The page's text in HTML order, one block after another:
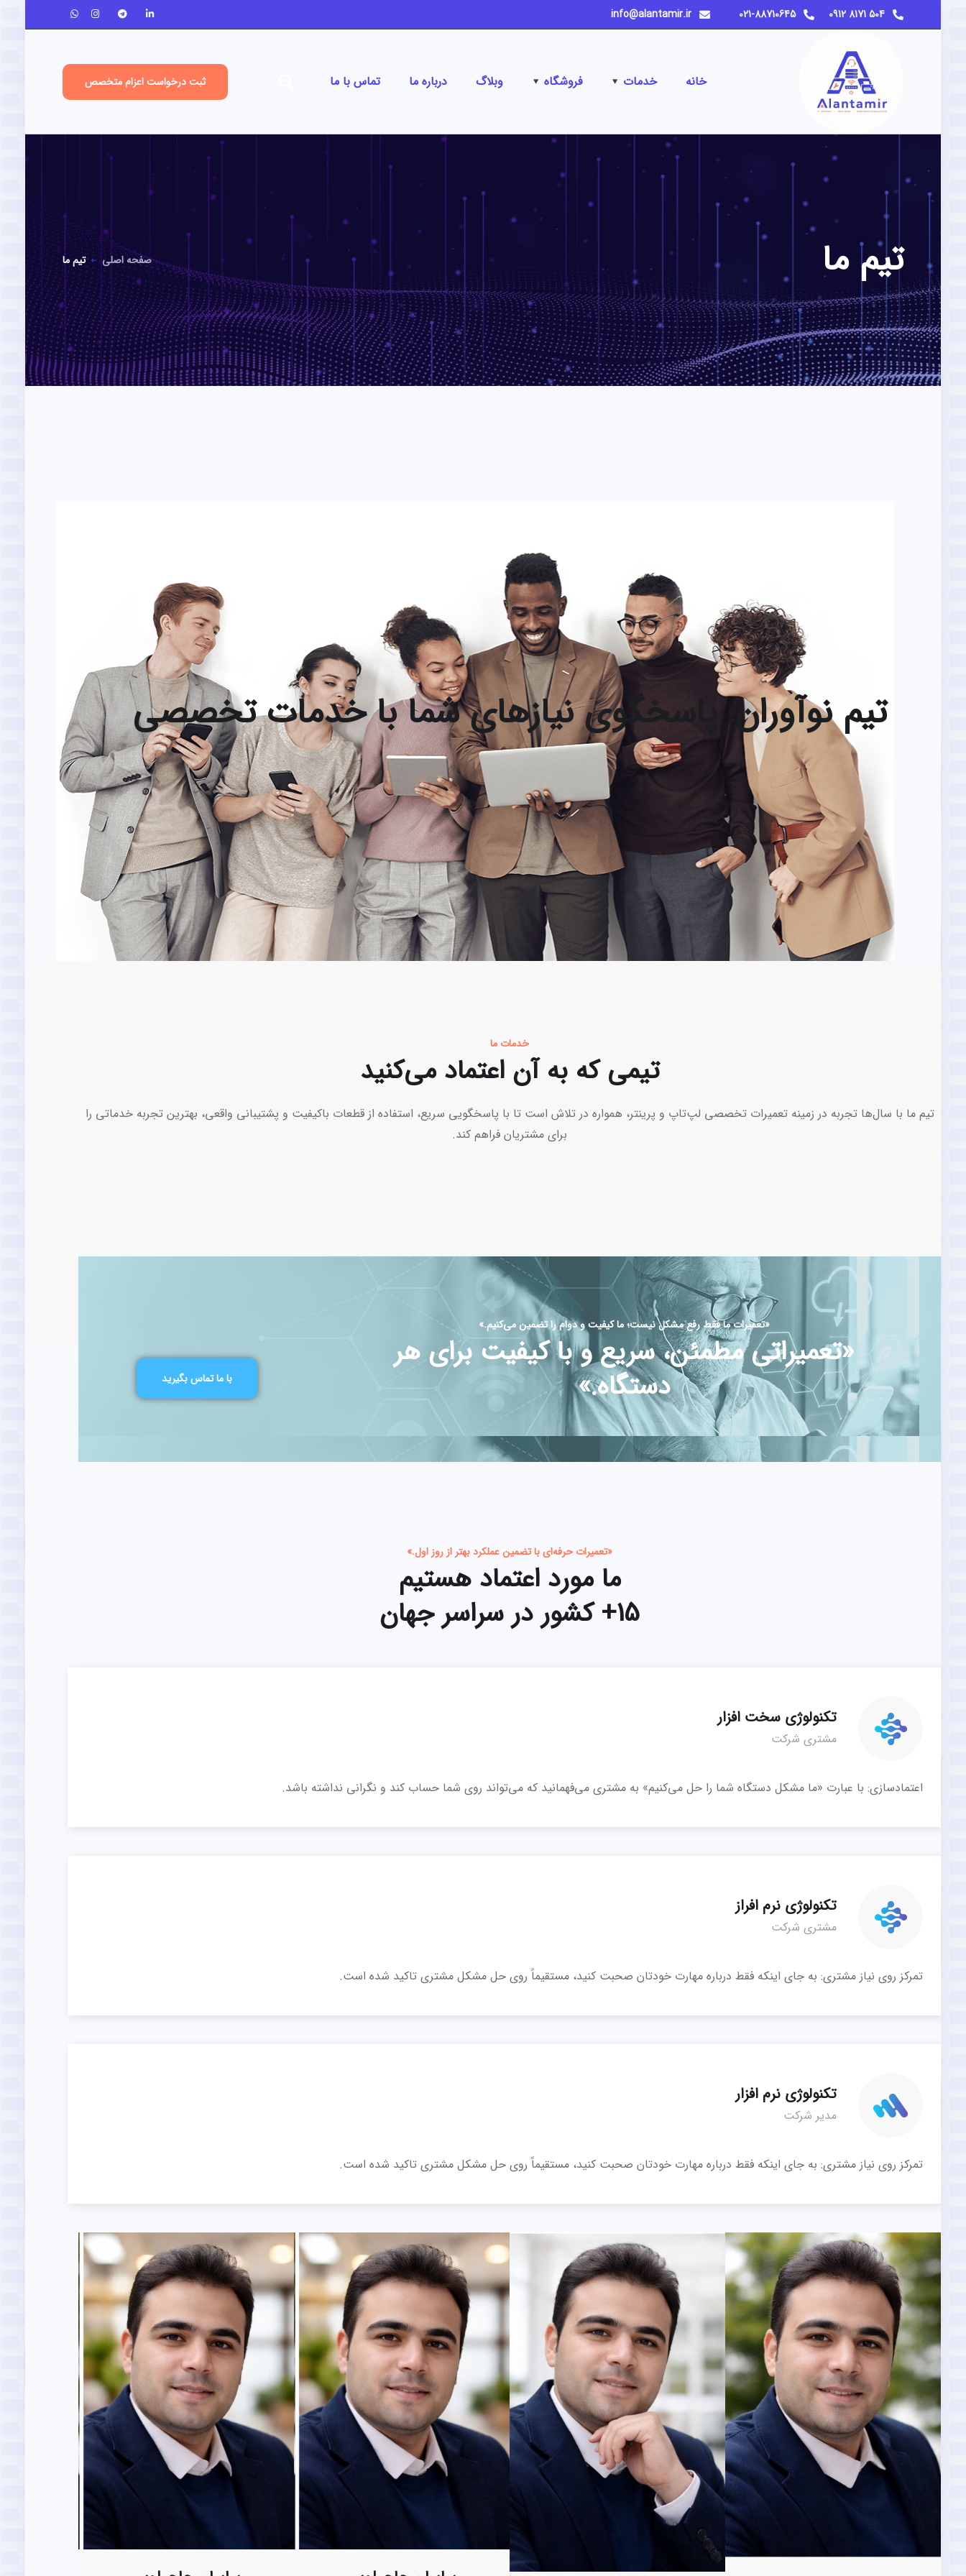
021-88710645
خانه خدمات فروشگاه وبلاگ درباره ما تماس با ما ثبت درخواست اعزام متخصص
تیم ما صفحه اصلی تیم ما
تیم نوآوران؛ پاسخگوی نیازهای شما با خدمات تخصصی
خدمات ما
تیمی که به آن اعتماد می‌کنید
تیم ما با سال‌ها تجربه در زمینه تعمیرات تخصصی لپ‌تاپ و پرینتر، همواره در تلاش است تا با پاسخگویی سریع، استفاده از قطعات باکیفیت و پشتیبانی واقعی، بهترین تجربه خدماتی را
برای مشتریان فراهم کند.
«تعمیرات ما فقط رفع مشکل نیست؛ ما کیفیت و دوام را تضمین می‌کنیم.»
«تعمیراتی مطمئن، سریع و با کیفیت برای هر
دستگاه.»
با ما تماس بگیرید
«تعمیرات حرفه‌ای با تضمین عملکرد بهتر از روز اول.»
ما مورد اعتماد هستیم
15+ کشور در سراسر جهان
تکنولوژی سخت افزار
مشتری شرکت
اعتمادسازی: با عبارت «ما مشکل دستگاه شما را حل می‌کنیم» به مشتری می‌فهمانید که می‌تواند روی شما حساب کند و نگرانی نداشته باشد.
تکنولوژی نرم افراز
مشتری شرکت
تمرکز روی نیاز مشتری: به جای اینکه فقط درباره مهارت خودتان صحبت کنید، مستقیماً روی حل مشکل مشتری تاکید شده است.
تکنولوژی نرم افزار
مدیر شرکت
تمرکز روی نیاز مشتری: به جای اینکه فقط درباره مهارت خودتان صحبت کنید، مستقیماً روی حل مشکل مشتری تاکید شده است.